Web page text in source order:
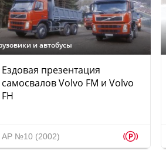
и автобусы
Ездовая презентация
самосвалов Volvo FM и Volvo
FH
АР №10 (2002) p